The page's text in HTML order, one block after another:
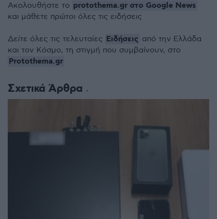
Σχετικά Άρθρα
Ακολουθήστε το protothema.gr στο Google News
και μάθετε πρώτοι όλες τις ειδήσεις
Δείτε όλες τις τελευταίες Ειδήσεις από την Ελλάδα
και τον Κόσμο, τη στιγμή που συμβαίνουν, στο
Protothema.gr